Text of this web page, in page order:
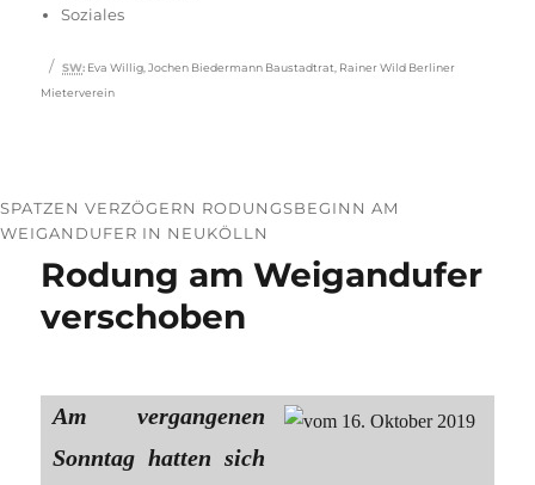
Soziales
Schlagwörter
SW: Eva Willig,Jochen Biedermann Baustadtrat, Rainer Wild Berliner
Mieterverein
SPATZEN VERZÖGERN RODUNGSBEGINN AM
WEIGANDUFER IN NEUKÖLLN
Rodung am Weigandufer
verschoben
Am vergangenen
Sonntag hatten sich